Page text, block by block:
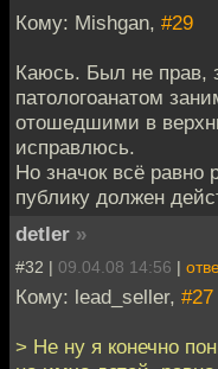
Кому: Mishgan, #29
Каюсь. Был не прав,
патологоанатом
отошедшими в
исправлюсь.
Но значок всё
публику должен
detler »
#32 | 09.04.08 14:56 |
Кому: lead_seller, #27
> Не ну я конечно